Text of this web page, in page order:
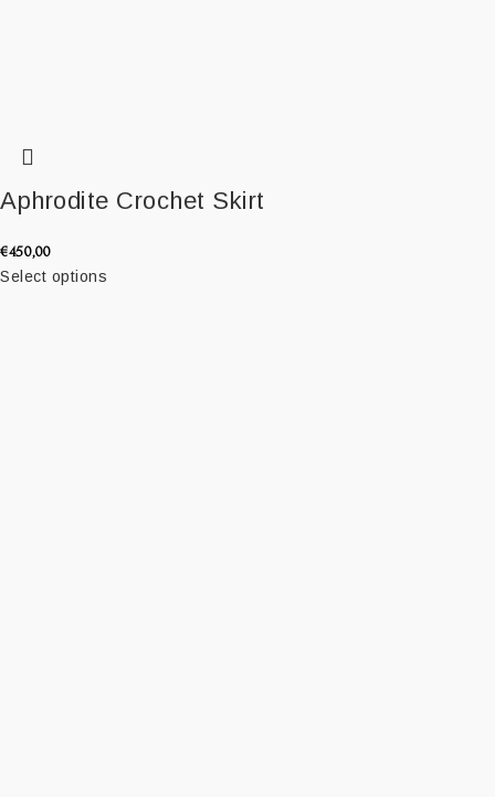
Aphrodite Crochet Skirt
€450,00
Select options